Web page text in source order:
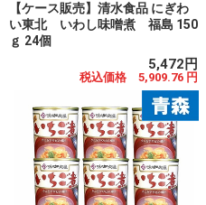
【ケース販売】清水食品 にぎわ
い東北 いわし味噌煮 福島 150
ｇ 24個
5,472円
税込価格 5,909.76 円